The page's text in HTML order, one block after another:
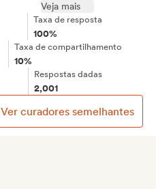
Veja mais
Taxa de resposta
100%
Taxa de compartilhamento
10%
Respostas dadas
2,001
Ver curadores semelhantes